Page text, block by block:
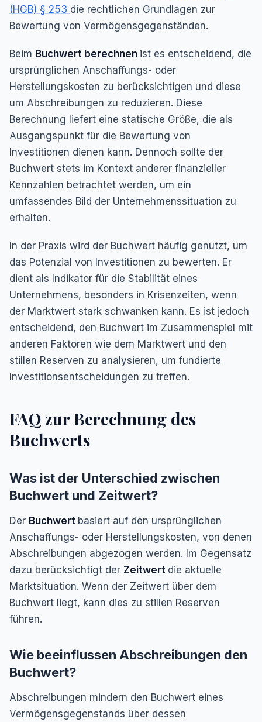
(HGB) § 253 die rechtlichen Grundlagen zur
Bewertung von Vermögensgegenständen.
Beim Buchwert berechnen ist es entscheidend, die
ursprünglichen Anschaffungs- oder
Herstellungskosten zu berücksichtigen und diese
um Abschreibungen zu reduzieren. Diese
Berechnung liefert eine statische Größe, die als
Ausgangspunkt für die Bewertung von
Investitionen dienen kann. Dennoch sollte der
Buchwert stets im Kontext anderer finanzieller
Kennzahlen betrachtet werden, um ein
umfassendes Bild der Unternehmenssituation zu
erhalten.
In der Praxis wird der Buchwert häufig genutzt, um
das Potenzial von Investitionen zu bewerten. Er
dient als Indikator für die Stabilität eines
Unternehmens, besonders in Krisenzeiten, wenn
der Marktwert stark schwanken kann. Es ist jedoch
entscheidend, den Buchwert im Zusammenspiel mit
anderen Faktoren wie dem Marktwert und den
stillen Reserven zu analysieren, um fundierte
Investitionsentscheidungen zu treffen.
FAQ zur Berechnung des
Buchwerts
Was ist der Unterschied zwischen
Buchwert und Zeitwert?
Der Buchwert basiert auf den ursprünglichen
Anschaffungs- oder Herstellungskosten, von denen
Abschreibungen abgezogen werden. Im Gegensatz
dazu berücksichtigt der Zeitwert die aktuelle
Marktsituation. Wenn der Zeitwert über dem
Buchwert liegt, kann dies zu stillen Reserven
führen.
Wie beeinflussen Abschreibungen den
Buchwert?
Abschreibungen mindern den Buchwert eines
Vermögensgegenstands über dessen